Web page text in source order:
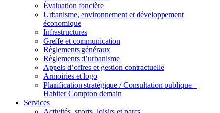
Évaluation foncière
Urbanisme, environnement et développement
économique
Infrastructures
Greffe et communication
Règlements généraux
Règlements d’urbanisme
Appels d’offres et gestion contractuelle
Armoiries et logo
Planification stratégique / Consultation publique –
Habiter Compton demain
Services
Activités, sports, loisirs et parcs